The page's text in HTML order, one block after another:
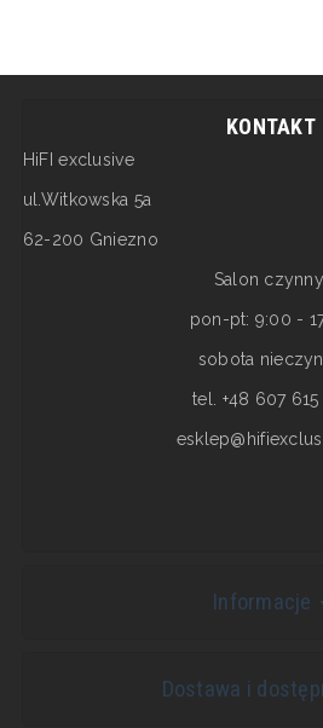
KONTAKT
HiFI exclusive
ul.Witkowska 5a
62-200 Gniezno
Salon
pon-pt: 9:00 -
sobota
tel. +48 607 615
Informacje
Dostawa i